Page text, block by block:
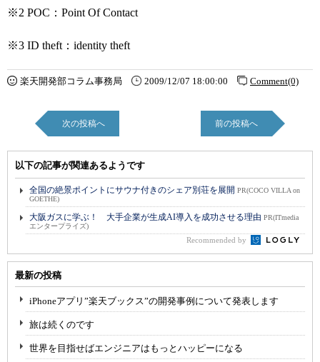
※2 POC：Point Of Contact
※3 ID theft：identity theft
楽天開発部コラム事務局 2009/12/07 18:00:00 Comment(0)
次の投稿へ 前の投稿へ
以下の記事が関連あるようです
全国の絶景ポイントにサウナ付きのシェア別荘を展開 PR(COCO VILLA on
GOETHE)
大阪ガスに学ぶ！ 大手企業が生成AI導入を成功させる理由 PR(ITmedia
エンタープライズ)
Recommended by
最新の投稿
iPhoneアプリ”楽天ブックス”の開発事例について発表します
旅は続くのです
世界を目指せばエンジニアはもっとハッピーになる